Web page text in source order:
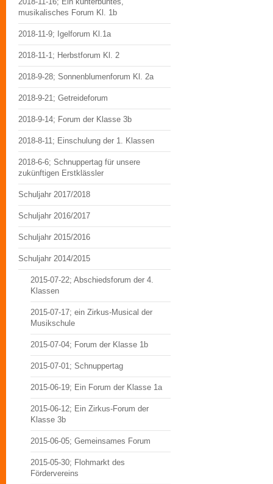
musikalisches Forum Kl. 1b
2018-11-9; Igelforum Kl.1a
2018-11-1; Herbstforum Kl. 2
2018-9-28; Sonnenblumenforum Kl. 2a
2018-9-21; Getreideforum
2018-9-14; Forum der Klasse 3b
2018-8-11; Einschulung der 1. Klassen
2018-6-6; Schnuppertag für unsere
zukünftigen Erstklässler
Schuljahr 2017/2018
Schuljahr 2016/2017
Schuljahr 2015/2016
Schuljahr 2014/2015
2015-07-22; Abschiedsforum der 4.
Klassen
2015-07-17; ein Zirkus-Musical der
Musikschule
2015-07-04; Forum der Klasse 1b
2015-07-01; Schnuppertag
2015-06-19; Ein Forum der Klasse 1a
2015-06-12; Ein Zirkus-Forum der
Klasse 3b
2015-06-05; Gemeinsames Forum
2015-05-30; Flohmarkt des
Fördervereins